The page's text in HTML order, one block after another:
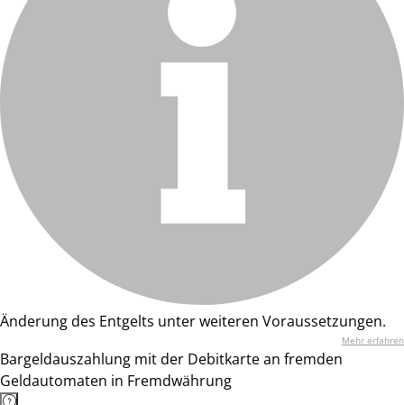
Änderung des Entgelts unter weiteren Voraussetzungen.
Mehr erfahren
Bargeldauszahlung mit der Debitkarte an fremden
Geldautomaten in Fremdwährung